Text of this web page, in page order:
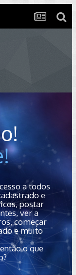
a todos
e
postar
ver a
começar
e muito
o que